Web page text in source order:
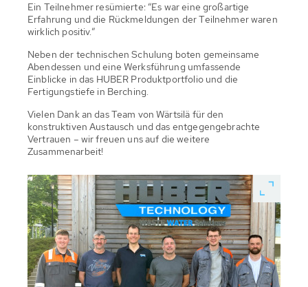
Ein Teilnehmer resümierte: “Es war eine großartige
Erfahrung und die Rückmeldungen der Teilnehmer waren
wirklich positiv.”
Neben der technischen Schulung boten gemeinsame
Abendessen und eine Werksführung umfassende
Einblicke in das HUBER Produktportfolio und die
Fertigungstiefe in Berching.
Vielen Dank an das Team von Wärtsilä für den
konstruktiven Austausch und das entgegengebrachte
Vertrauen – wir freuen uns auf die weitere
Zusammenarbeit!